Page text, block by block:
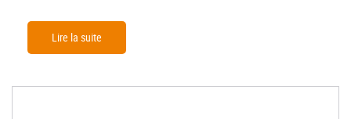
Lire la suite